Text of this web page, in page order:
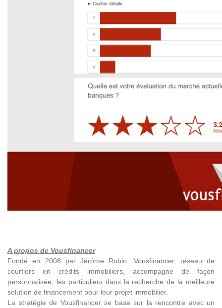
A propos de Vousfinancer
Fondé en 2008 par Jérôme Robin, Vousfinancer, réseau de
courtiers en crédits immobiliers, accompagne de façon
personnalisée, les particuliers dans la recherche de la meilleure
solution de financement pour leur projet immobilier.
La stratégie de Vousfinancer se base sur la rencontre avec un